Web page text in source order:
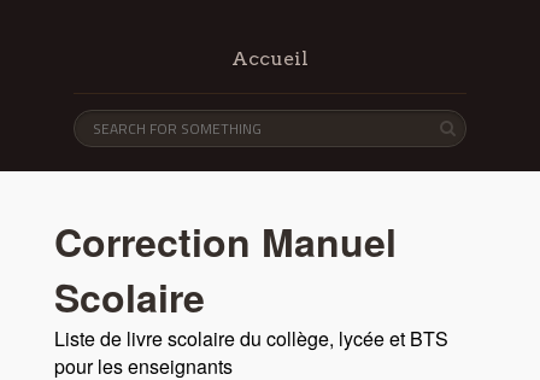
Accueil
Correction Manuel
Scolaire
Liste de livre scolaire du collège, lycée et BTS
pour les enseignants